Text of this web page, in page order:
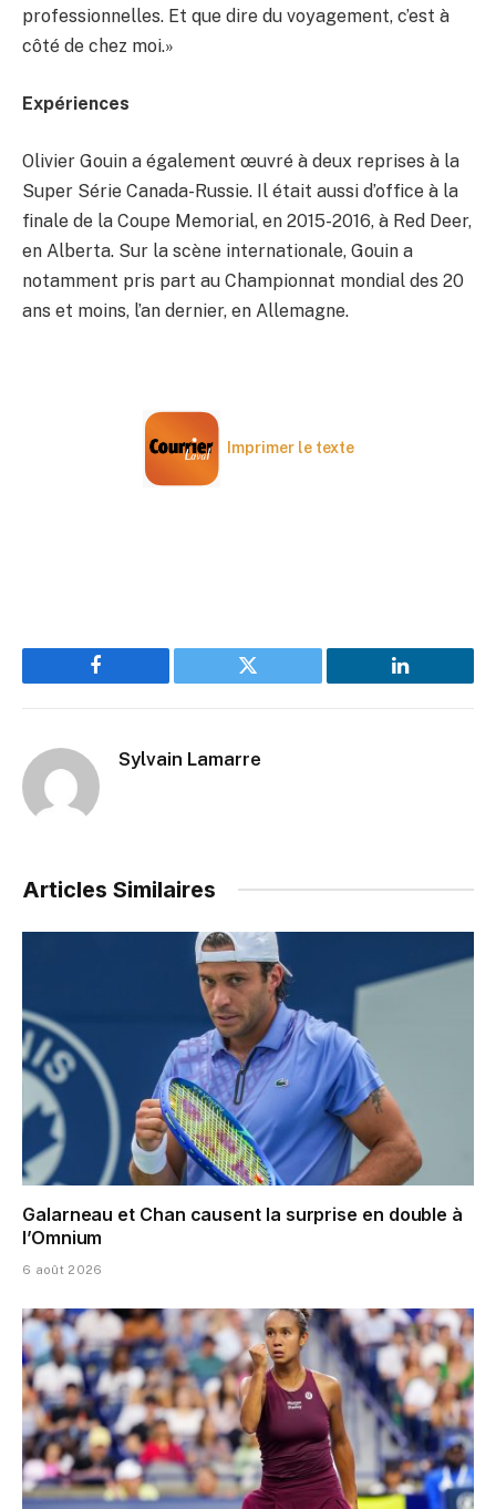
professionnelles. Et que dire du voyagement, c’est à
côté de chez moi.»
Expériences
Olivier Gouin a également œuvré à deux reprises à la
Super Série Canada-Russie. Il était aussi d’office à la
finale de la Coupe Memorial, en 2015-2016, à Red Deer,
en Alberta. Sur la scène internationale, Gouin a
notamment pris part au Championnat mondial des 20
ans et moins, l’an dernier, en Allemagne.
Imprimer le texte
Facebook Twitter LinkedIn
Sylvain Lamarre
Articles Similaires
Galarneau et Chan causent la surprise en double à
l’Omnium
6 août 2026